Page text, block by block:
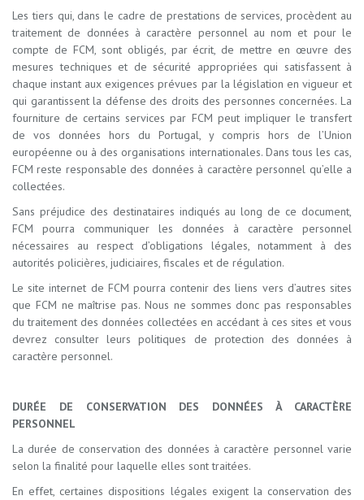
Les tiers qui, dans le cadre de prestations de services, procèdent au
traitement de données à caractère personnel au nom et pour le
compte de FCM, sont obligés, par écrit, de mettre en œuvre des
mesures techniques et de sécurité appropriées qui satisfassent à
chaque instant aux exigences prévues par la législation en vigueur et
qui garantissent la défense des droits des personnes concernées. La
fourniture de certains services par FCM peut impliquer le transfert
de vos données hors du Portugal, y compris hors de l’Union
européenne ou à des organisations internationales. Dans tous les cas,
FCM reste responsable des données à caractère personnel qu’elle a
collectées.
Sans préjudice des destinataires indiqués au long de ce document,
FCM pourra communiquer les données à caractère personnel
nécessaires au respect d’obligations légales, notamment à des
autorités policières, judiciaires, fiscales et de régulation.
Le site internet de FCM pourra contenir des liens vers d’autres sites
que FCM ne maîtrise pas. Nous ne sommes donc pas responsables
du traitement des données collectées en accédant à ces sites et vous
devrez consulter leurs politiques de protection des données à
caractère personnel.
DURÉE DE CONSERVATION DES DONNÉES À CARACTÈRE
PERSONNEL
La durée de conservation des données à caractère personnel varie
selon la finalité pour laquelle elles sont traitées.
En effet, certaines dispositions légales exigent la conservation des